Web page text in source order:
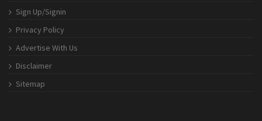
Sign Up/Signin
Privacy Policy
Advertise With Us
Disclaimer
Sitemap